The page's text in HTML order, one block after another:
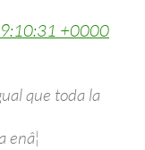
+0000
que toda la